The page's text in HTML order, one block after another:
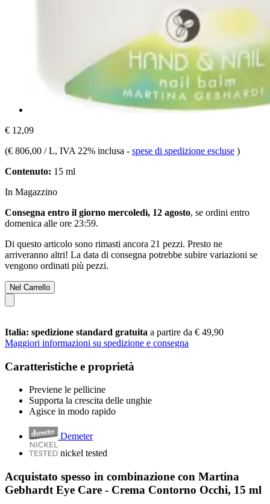
€ 12,09
(€ 806,00 / L, IVA 22% inclusa - spese di spedizione escluse )
Contenuto: 15 ml
In Magazzino
Consegna entro il giorno mercoledì, 12 agosto, se ordini entro
domenica alle ore 23:59.
Di questo articolo sono rimasti ancora 21 pezzi. Presto ne
arriveranno altri! La data di consegna potrebbe subire variazioni se
vengono ordinati più pezzi.
Nel Carrello
Italia: spedizione standard gratuita a partire da € 49,90
Maggiori informazioni su spedizione e consegna
Caratteristiche e proprietà
Previene le pellicine
Supporta la crescita delle unghie
Agisce in modo rapido
Demeter
nickel tested
Acquistato spesso in combinazione con Martina
Gebhardt Eye Care - Crema Contorno Occhi, 15 ml